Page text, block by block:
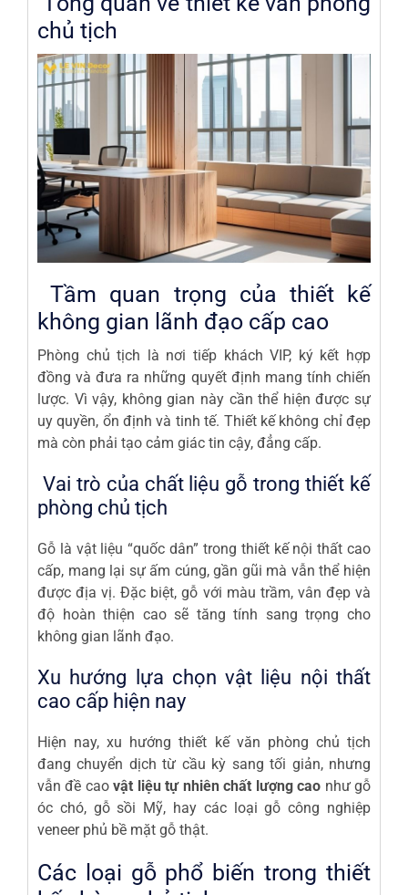
chủ tịch
Tầm quan trọng của thiết kế
không gian lãnh đạo cấp cao
Phòng chủ tịch là nơi tiếp khách VIP, ký kết hợp
đồng và đưa ra những quyết định mang tính chiến
lược. Vì vậy, không gian này cần thể hiện được sự
uy quyền, ổn định và tinh tế. Thiết kế không chỉ đẹp
mà còn phải tạo cảm giác tin cậy, đẳng cấp.
Vai trò của chất liệu gỗ trong thiết kế
phòng chủ tịch
Gỗ là vật liệu “quốc dân” trong thiết kế nội thất cao
cấp, mang lại sự ấm cúng, gần gũi mà vẫn thể hiện
được địa vị. Đặc biệt, gỗ với màu trầm, vân đẹp và
độ hoàn thiện cao sẽ tăng tính sang trọng cho
không gian lãnh đạo.
Xu hướng lựa chọn vật liệu nội thất
cao cấp hiện nay
Hiện nay, xu hướng thiết kế văn phòng chủ tịch
đang chuyển dịch từ cầu kỳ sang tối giản, nhưng
vẫn đề caovật liệu tự nhiên chất lượng cao như gỗ
óc chó, gỗ sồi Mỹ, hay các loại gỗ công nghiệp
veneer phủ bề mặt gỗ thật.
Các loại gỗ phổ biến trong thiết